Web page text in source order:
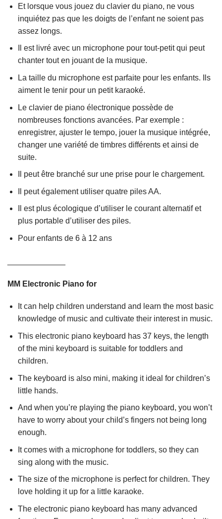
Et lorsque vous jouez du clavier du piano, ne vous
inquiétez pas que les doigts de l’enfant ne soient pas
assez longs.
Il est livré avec un microphone pour tout-petit qui peut
chanter tout en jouant de la musique.
La taille du microphone est parfaite pour les enfants. Ils
aiment le tenir pour un petit karaoké.
Le clavier de piano électronique possède de
nombreuses fonctions avancées. Par exemple :
enregistrer, ajuster le tempo, jouer la musique intégrée,
changer une variété de timbres différents et ainsi de
suite.
Il peut être branché sur une prise pour le chargement.
Il peut également utiliser quatre piles AA.
Il est plus écologique d’utiliser le courant alternatif et
plus portable d’utiliser des piles.
Pour enfants de 6 à 12 ans
MM Electronic Piano for
It can help children understand and learn the most basic
knowledge of music and cultivate their interest in music.
This electronic piano keyboard has 37 keys, the length
of the mini keyboard is suitable for toddlers and
children.
The keyboard is also mini, making it ideal for children’s
little hands.
And when you’re playing the piano keyboard, you won’t
have to worry about your child’s fingers not being long
enough.
It comes with a microphone for toddlers, so they can
sing along with the music.
The size of the microphone is perfect for children. They
love holding it up for a little karaoke.
The electronic piano keyboard has many advanced